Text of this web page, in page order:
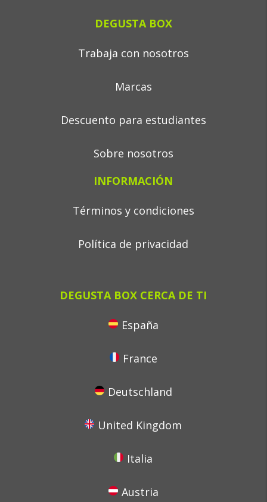
DEGUSTA BOX
Trabaja con nosotros
Marcas
Descuento para estudiantes
Sobre nosotros
INFORMACIÓN
Términos y condiciones
Política de privacidad
DEGUSTA BOX CERCA DE TI
España
France
Deutschland
United Kingdom
Italia
Austria